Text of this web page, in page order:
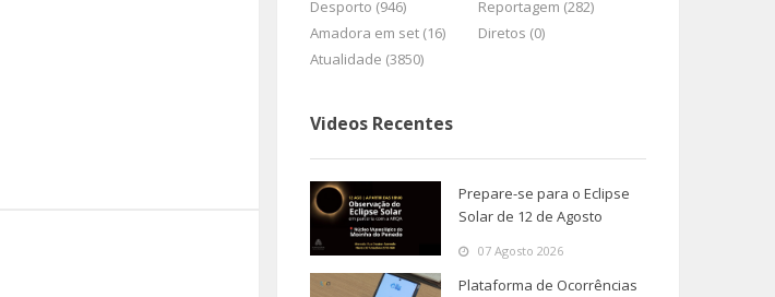
Desporto (946)
Reportagem (282)
Amadora em set (16)
Diretos (0)
Atualidade (3850)
Videos Recentes
Prepare-se para o Eclipse
Solar de 12 de Agosto
07 Agosto 2026
Plataforma de Ocorrências